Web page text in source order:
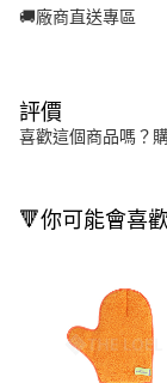
🚚廠商直送專區
評價
喜歡這個商品嗎？
🔻你可能會喜